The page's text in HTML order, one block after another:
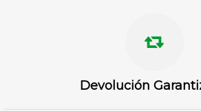
Devolución